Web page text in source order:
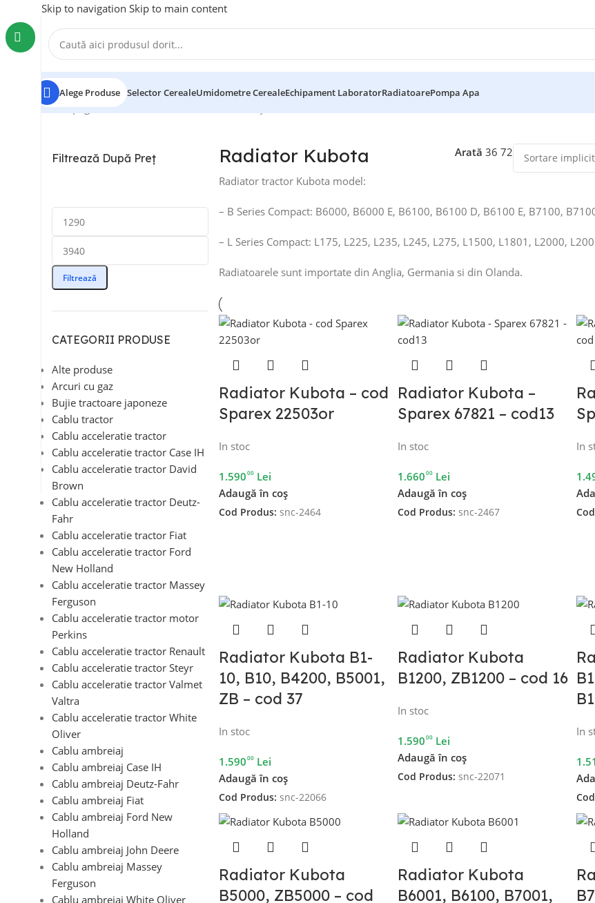
Skip to navigation Skip to main content
Alege Produse Selector CerealeUmidometre CerealeEchipament LaboratorRadiatoarePompa Apa
Prima pagină/Radiatoare
Filtrează După Preț
Filtrează
CATEGORII PRODUSE
Alte produse
Arcuri cu gaz
Bujie tractoare japoneze
Cablu tractor
Cablu acceleratie tractor
Cablu acceleratie tractor Case IH
Cablu acceleratie tractor David
Brown
Cablu acceleratie tractor Deutz-
Fahr
Cablu acceleratie tractor Fiat
Cablu acceleratie tractor Ford
New Holland
Cablu acceleratie tractor Massey
Ferguson
Cablu acceleratie tractor motor
Perkins
Cablu acceleratie tractor Renault
Cablu acceleratie tractor Steyr
Cablu acceleratie tractor Valmet
Valtra
Cablu acceleratie tractor White
Oliver
Cablu ambreiaj
Cablu ambreiaj Case IH
Cablu ambreiaj Deutz-Fahr
Cablu ambreiaj Fiat
Cablu ambreiaj Ford New
Holland
Cablu ambreiaj John Deere
Cablu ambreiaj Massey
Ferguson
Cablu ambreiaj White Oliver
Radiator Kubota Arată 36 72
Radiator tractor Kubota model:
– B Series Compact: B6000, B6000 E, B6100, B6100 D, B6100 E, B7100,
– L Series Compact: L175, L225, L235, L245, L275, L1500, L1801, L2000,
Radiatoarele sunt importate din Anglia, Germania si din Olanda.
Radiator Kubota – cod
Sparex 22503or
In stoc
1.59000 Lei
Adaugă în coș
Cod Produs: snc-2464
Radiator Kubota –
Sparex 67821 – cod13
In stoc
1.66000 Lei
Adaugă în coș
Cod Produs:snc-2467
In
Radiator Kubota B1-
10, B10, B4200, B5001,
ZB – cod 37
In stoc
1.59000 Lei
Adaugă în coș
Cod Produs: snc-22066
Radiator Kubota
B1200, ZB1200 – cod 16
In stoc
1.59000 Lei
Adaugă în coș
Cod Produs:snc-22071
In
Radiator Kubota
B5000, ZB5000 – cod
Radiator Kubota
B6001, B6100, B7001,